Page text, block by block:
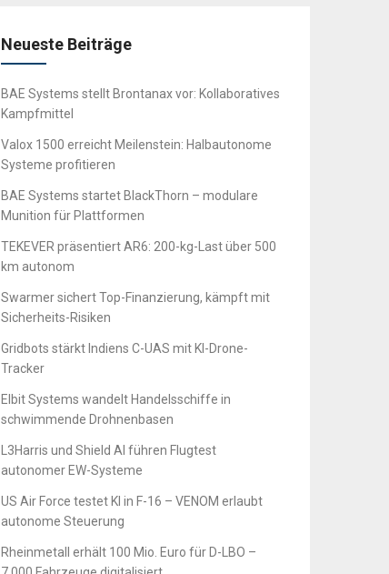
Neueste Beiträge
BAE Systems stellt Brontanax vor: Kollaboratives
Kampfmittel
Valox 1500 erreicht Meilenstein: Halbautonome
Systeme profitieren
BAE Systems startet BlackThorn – modulare
Munition für Plattformen
TEKEVER präsentiert AR6: 200-kg-Last über 500
km autonom
Swarmer sichert Top-Finanzierung, kämpft mit
Sicherheits-Risiken
Gridbots stärkt Indiens C-UAS mit KI-Drone-
Tracker
Elbit Systems wandelt Handelsschiffe in
schwimmende Drohnenbasen
L3Harris und Shield AI führen Flugtest
autonomer EW-Systeme
US Air Force testet KI in F-16 – VENOM erlaubt
autonome Steuerung
Rheinmetall erhält 100 Mio. Euro für D-LBO –